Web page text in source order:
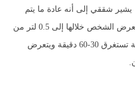
يشير شققي إلى أنه عادة ما يتم
تدخين السيجارة خلال 5-7 دقائق، ويتعرض الشخص خلالها إلى 0.5 لتر من
الدخان، أما جلسة الأرجيلة أو الشيشة تستغرق 30-60 دقيقة ويتعرض